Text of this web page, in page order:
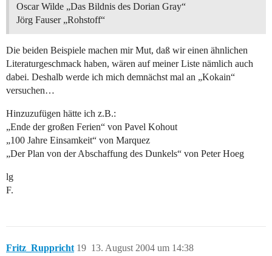
Oscar Wilde „Das Bildnis des Dorian Gray“
Jörg Fauser „Rohstoff“
Die beiden Beispiele machen mir Mut, daß wir einen ähnlichen
Literaturgeschmack haben, wären auf meiner Liste nämlich auch
dabei. Deshalb werde ich mich demnächst mal an „Kokain“
versuchen…
Hinzuzufügen hätte ich z.B.:
„Ende der großen Ferien“ von Pavel Kohout
„100 Jahre Einsamkeit“ von Marquez
„Der Plan von der Abschaffung des Dunkels“ von Peter Hoeg
lg
F.
Fritz_Ruppricht 13. August 2004 um 14:38
19